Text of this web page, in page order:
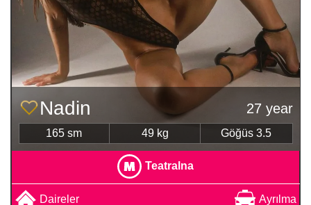
Nadin 27 year
165 sm 49 kg Göğüs 3.5
Teatralna
Daireler Ayrılma